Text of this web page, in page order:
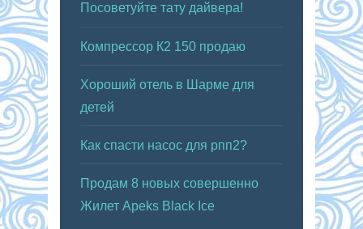
Посоветуйте тату дайвера!
Компрессор К2 150 продаю
Хороший отель в Шарме для
детей
Как спасти насос для рпп2?
Продам 8 новых совершенно
Жилет Apeks Black Ice